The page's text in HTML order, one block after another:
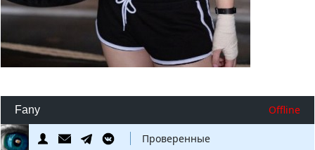
Fany Offline
Проверенные